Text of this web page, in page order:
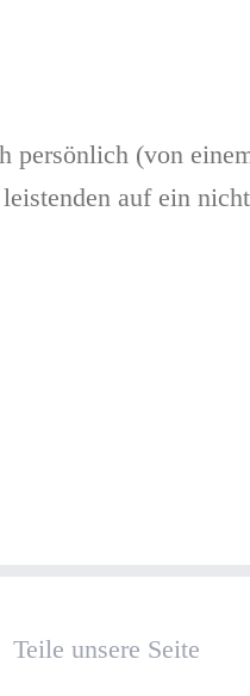
persönlich (von
auf ein
Teile unsere Seite